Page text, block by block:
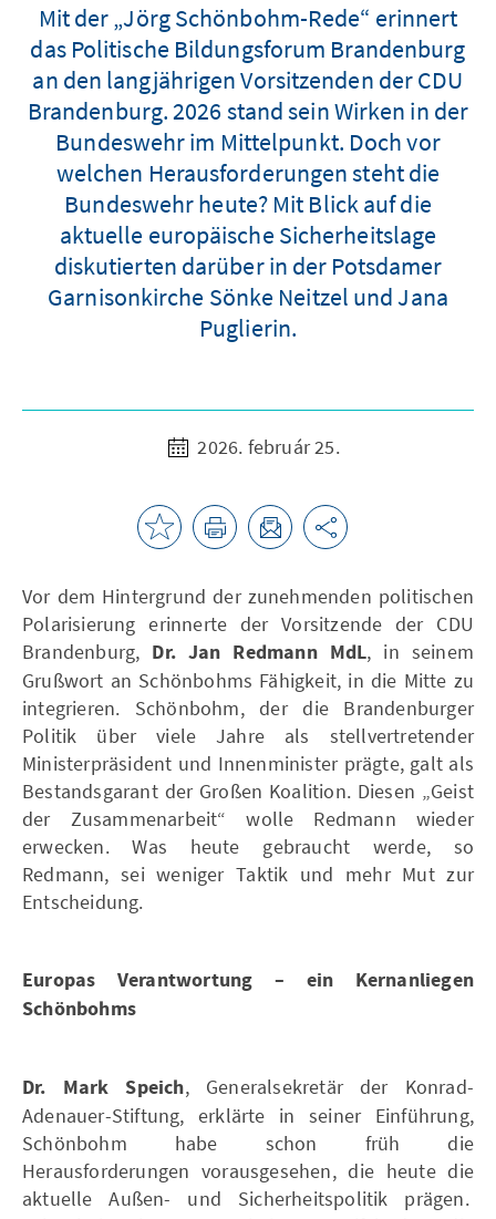
Mit der „Jörg Schönbohm-Rede“ erinnert
das Politische Bildungsforum Brandenburg
an den langjährigen Vorsitzenden der CDU
Brandenburg. 2026 stand sein Wirken in der
Bundeswehr im Mittelpunkt. Doch vor
welchen Herausforderungen steht die
Bundeswehr heute? Mit Blick auf die
aktuelle europäische Sicherheitslage
diskutierten darüber in der Potsdamer
Garnisonkirche Sönke Neitzel und Jana
Puglierin.
2026. február 25.
Vor dem Hintergrund der zunehmenden politischen
Polarisierung erinnerte der Vorsitzende der CDU
Brandenburg, Dr. Jan Redmann MdL, in seinem
Grußwort an Schönbohms Fähigkeit, in die Mitte zu
integrieren. Schönbohm, der die Brandenburger
Politik über viele Jahre als stellvertretender
Ministerpräsident und Innenminister prägte, galt als
Bestandsgarant der Großen Koalition. Diesen „Geist
der Zusammenarbeit“ wolle Redmann wieder
erwecken. Was heute gebraucht werde, so
Redmann, sei weniger Taktik und mehr Mut zur
Entscheidung.
Europas Verantwortung – ein Kernanliegen
Schönbohms
Dr. Mark Speich, Generalsekretär der Konrad-
Adenauer-Stiftung, erklärte in seiner Einführung,
Schönbohm habe schon früh die
Herausforderungen vorausgesehen, die heute die
aktuelle Außen- und Sicherheitspolitik prägen.